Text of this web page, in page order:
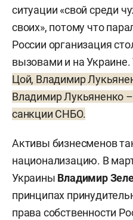
ситуации «свой среди
своих», потому что
России организация
вызовами и на Украине.
Цой, Владимир
Владимир Лукьяненко
санкции СНБО.
Активы бизнесменов
национализацию. В
Украины Владимир
принципах
права собственности